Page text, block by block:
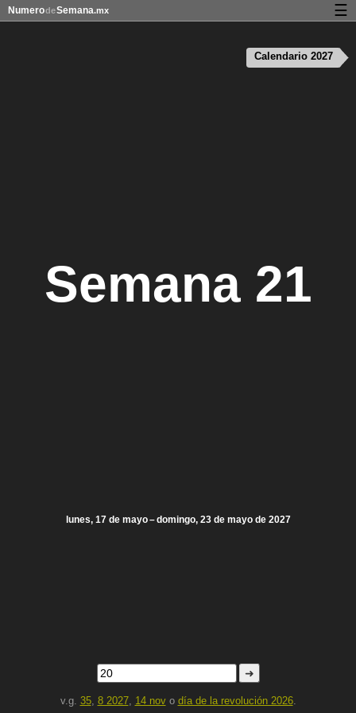
Semana 21
lunes, 17 de mayo – domingo, 23 de mayo de 2027
➜
v.g. 35, 8 2027, 14 novo día de la revolución 2026.
Calendario 2027
NumerodeSemana.mx ☰